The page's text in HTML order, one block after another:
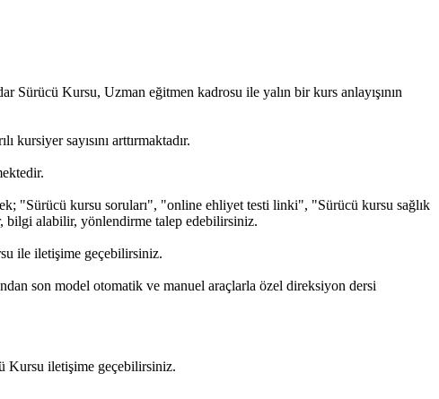
Kursu, Uzman eğitmen kadrosu ile yalın bir kurs anlayışının
sayısını arttırmaktadır.
"Sürücü kursu soruları", "online ehliyet testi linki", "Sürücü kursu sağlık
bilgi alabilir, yönlendirme talep edebilirsiniz.
ile iletişime geçebilirsiniz.
son model otomatik ve manuel araçlarla özel direksiyon dersi
Kursu iletişime geçebilirsiniz.